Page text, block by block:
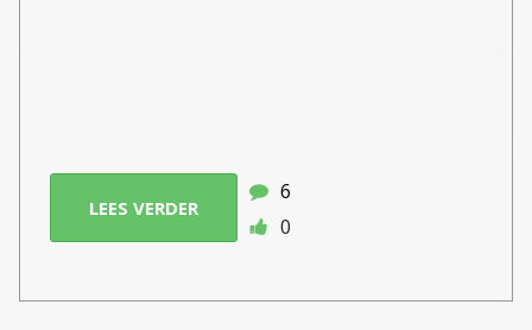
LEES VERDER
6
0